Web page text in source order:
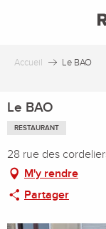
principal
Accueil Le BAO
Le BAO
RESTAURANT
28 rue des
M'y rendre
Partager